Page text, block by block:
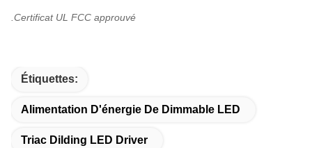
.Certificat UL FCC approuvé
Étiquettes:
Alimentation D'énergie De Dimmable LED
Triac Dilding LED Driver